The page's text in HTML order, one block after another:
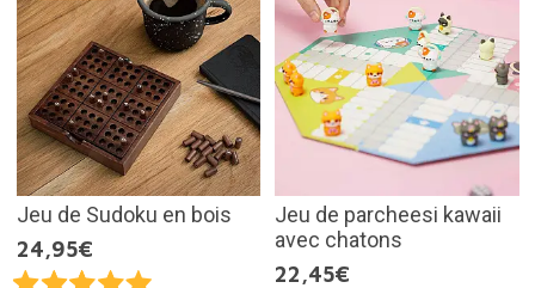
Jeu de Sudoku en bois
24,95€
Jeu de parcheesi kawaii
avec chatons
22,45€